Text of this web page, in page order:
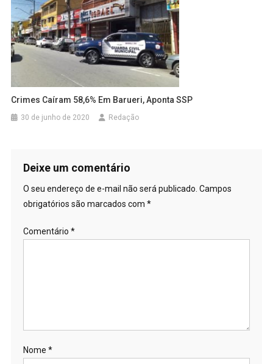
Crimes Caíram 58,6% Em Barueri, Aponta SSP
30 de junho de 2020 Redação
Deixe um comentário
O seu endereço de e-mail não será publicado. Campos
obrigatórios são marcados com *
Comentário *
Nome *